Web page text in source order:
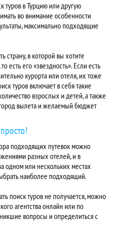
туров в Турцию или другую
во внимание особенности
максимально подходящие
в которой вы хотите
есть его «звездность». Если есть
курорта или отеля, их тоже
туров включает в себя такие
взрослых и детей, а также
вылета и желаемый бюджет
подходящих путевок можно
разных отелей, и в
одном или нескольких местах
наиболее подходящий.
поиск туров не получается, можно
агентства онлайн или по
вопросы и определиться с